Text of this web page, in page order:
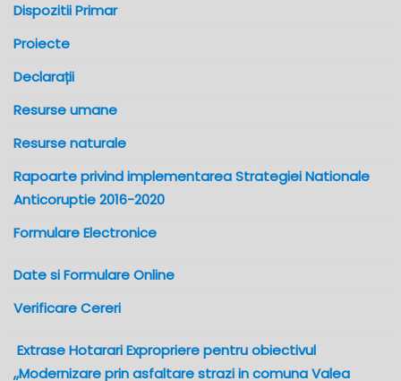
Dispozitii Primar
Proiecte
Declarații
Resurse umane
Resurse naturale
Rapoarte privind implementarea Strategiei Nationale
Anticoruptie 2016-2020
Formulare Electronice
Date si Formulare Online
Verificare Cereri
Extrase Hotarari Expropriere pentru obiectivul
,,Modernizare prin asfaltare strazi in comuna Valea